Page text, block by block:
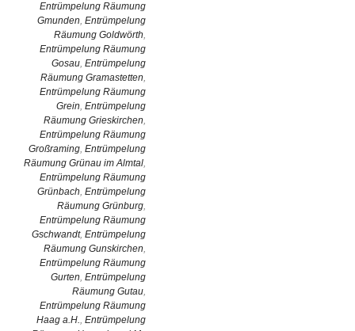
Entrümpelung Räumung
Gmunden, Entrümpelung
Räumung Goldwörth,
Entrümpelung Räumung
Gosau, Entrümpelung
Räumung Gramastetten,
Entrümpelung Räumung
Grein, Entrümpelung
Räumung Grieskirchen,
Entrümpelung Räumung
Großraming, Entrümpelung
Räumung Grünau im Almtal,
Entrümpelung Räumung
Grünbach, Entrümpelung
Räumung Grünburg,
Entrümpelung Räumung
Gschwandt, Entrümpelung
Räumung Gunskirchen,
Entrümpelung Räumung
Gurten, Entrümpelung
Räumung Gutau,
Entrümpelung Räumung
Haag a.H., Entrümpelung